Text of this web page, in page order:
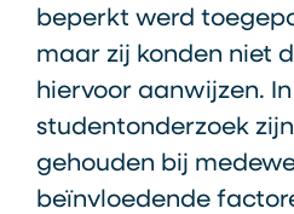
beperkt werd
maar zij konden niet
hiervoor aanwijzen.
studentonderzoek
gehouden bij
beïnvloedende